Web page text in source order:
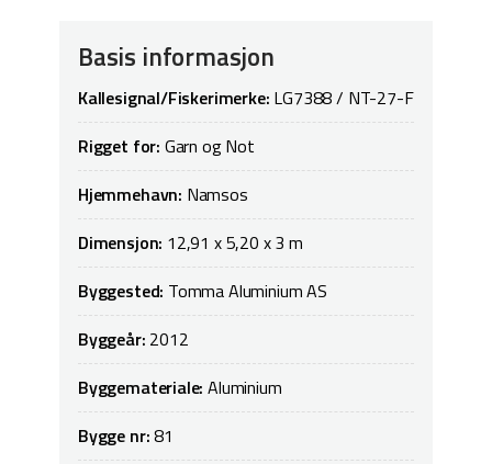
Basis informasjon
Kallesignal/Fiskerimerke: LG7388 / NT-27-F
Rigget for: Garn og Not
Hjemmehavn: Namsos
Dimensjon: 12,91 x 5,20 x 3 m
Byggested: Tomma Aluminium AS
Byggeår: 2012
Byggemateriale:Aluminium
Bygge nr:81